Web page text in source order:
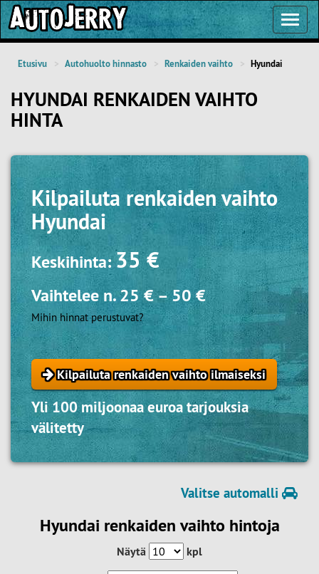
Etusivu Autohuolto hinnasto Renkaiden vaihto Hyundai
HYUNDAI RENKAIDEN VAIHTO
HINTA
Kilpailutarenkaiden vaihto
Hyundai
Keskihinta:35 €
Vaihtelee n.25 €–50 €
Mihin hinnat perustuvat?
Kilpailuta renkaiden vaihto ilmaiseksi
Yli 100 miljoonaa euroa tarjouksia
välitetty
Valitse automalli
Hyundai renkaiden vaihto hintoja
Näytä kpl